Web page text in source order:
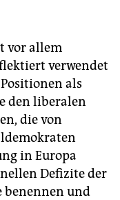
vor allem
verwendet
als
den liberalen
die von
in Europa
Defizite der
benennen und